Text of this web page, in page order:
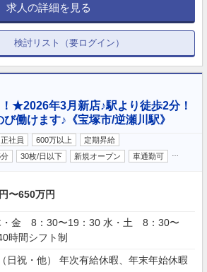
求人の詳細を見る
検討リスト（要ログイン）
★2026年3月新店♪駅より徒歩2分！
働けます♪《宝塚市/逆瀬川駅》
正社員 600万以上
定期昇給
30枚/日以下 新規オープン 車通勤可
〜650万円
・金 8：30〜19：30 水・土 8：30〜
時間シフト制
日祝・他） 年次有給休暇、年末年始休暇